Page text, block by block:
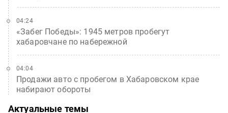
«Забег Победы»: 1945 метров пробегут
хабаровчане по набережной
04:24
Продажи авто с пробегом в Хабаровском крае
набирают обороты
04:04
Актуальные темы